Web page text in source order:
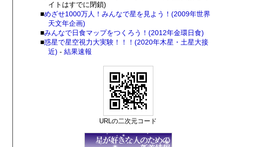
イトはすでに閉鎖)
■めざせ1000万人！みんなで星を見よう！(2009年世界
天文年企画)
■みんなで日食マップをつくろう！(2012年金環日食)
■惑星で星空視力大実験！！！(2020年木星・土星大接
近) -結果速報
URLの二次元コード